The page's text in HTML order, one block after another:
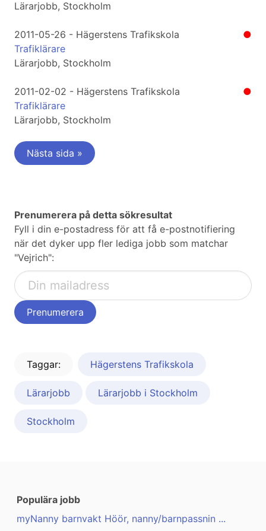
Lärarjobb, Stockholm
●
2011-05-26 - Hägerstens Trafikskola
Trafiklärare
Lärarjobb, Stockholm
●
2011-02-02 - Hägerstens Trafikskola
Trafiklärare
Lärarjobb, Stockholm
Nästa sida »
Prenumerera på detta sökresultat
Fyll i din e-postadress för att få e-postnotifiering
när det dyker upp fler lediga jobb som matchar
"Vejrich":
Taggar: Hägerstens Trafikskola
Lärarjobb Lärarjobb i Stockholm
Stockholm
Populära jobb
myNanny barnvakt Höör, nanny/barnpassnin ...